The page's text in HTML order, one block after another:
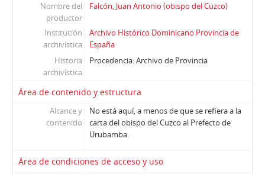
Nombre del
productor
Falcón, Juan Antonio (obispo del Cuzco)
Institución
archivística
Archivo Histórico Dominicano Provincia de
España
Historia
archivística
Procedencia: Archivo de Provincia
Área de contenido y estructura
Alcance y
contenido
No está aquí, a menos de que se refiera a la
carta del obispo del Cuzco al Prefecto de
Urubamba.
Área de condiciones de acceso y uso